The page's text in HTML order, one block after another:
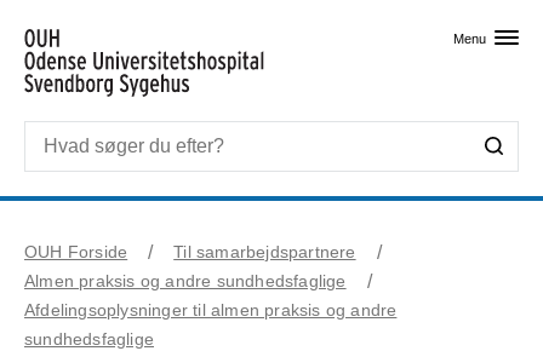
Menu
OUH Forside
Til samarbejdspartnere
Almen praksis og andre sundhedsfaglige
Afdelingsoplysninger til almen praksis og andre
sundhedsfaglige